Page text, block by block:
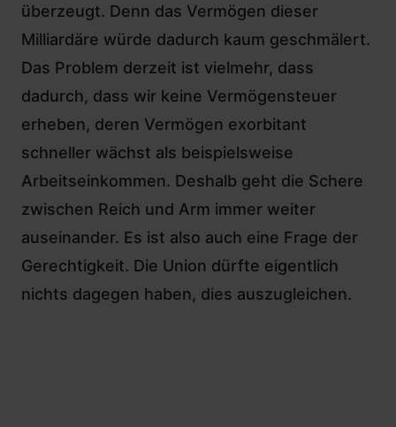
überzeugt. Denn das Vermögen dieser
Milliardäre würde dadurch kaum geschmälert.
Das Problem derzeit ist vielmehr, dass
dadurch, dass wir keine Vermögensteuer
erheben, deren Vermögen exorbitant
schneller wächst als beispielsweise
Arbeitseinkommen. Deshalb geht die Schere
zwischen Reich und Arm immer weiter
auseinander. Es ist also auch eine Frage der
Gerechtigkeit. Die Union dürfte eigentlich
nichts dagegen haben, dies auszugleichen.